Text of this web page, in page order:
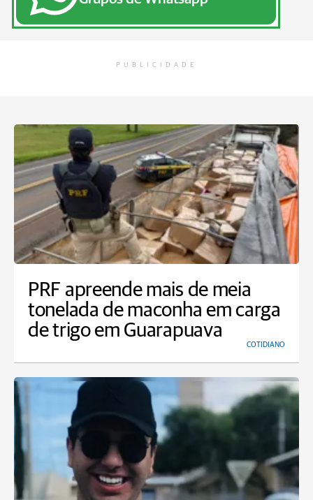
PUBLICIDADE
PRF apreende mais de meia
tonelada de maconha em carga
de trigo em Guarapuava
COTIDIANO